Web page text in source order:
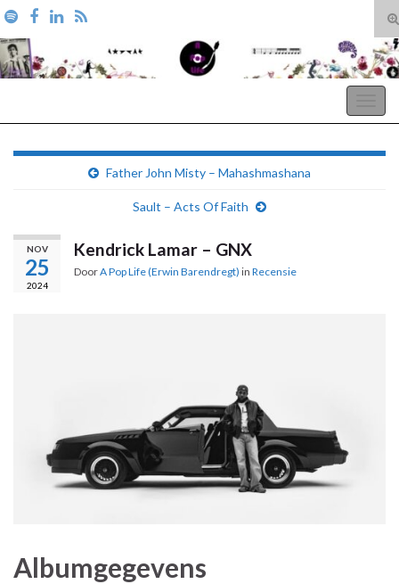
Search for:
Father John Misty – Mahashmashana
Sault – Acts Of Faith
NOV
25
2024
Kendrick Lamar – GNX
DoorA Pop Life (Erwin Barendregt) in Recensie
Albumgegevens